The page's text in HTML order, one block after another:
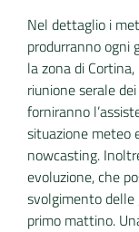
Nel dettaglio i
produrranno ogni
la zona di
riunione serale
forniranno
situazione meteo
nowcasting.
evoluzione, che
svolgimento delle
primo mattino.